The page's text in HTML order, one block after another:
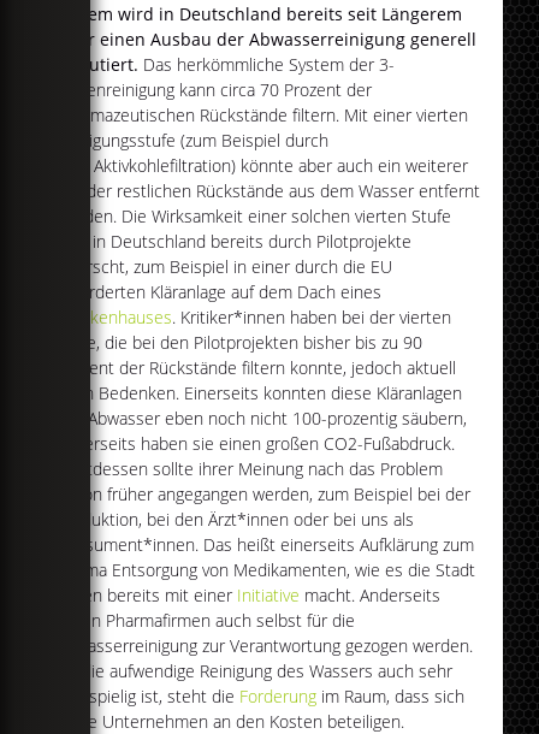
Zudem wird in Deutschland bereits seit Längerem
über einen Ausbau der Abwasserreinigung generell
diskutiert. Das herkömmliche System der 3-
Stufenreinigung kann circa 70 Prozent der
pharmazeutischen Rückstände filtern. Mit einer vierten
Reinigungsstufe (zum Beispiel durch
eine Aktivkohlefiltration) könnte aber auch ein weiterer
Teil der restlichen Rückstände aus dem Wasser entfernt
werden. Die Wirksamkeit einer solchen vierten Stufe
wird in Deutschland bereits durch Pilotprojekte
erforscht, zum Beispiel in einer durch die EU
geförderten Kläranlage auf dem Dach eines
Krankenhauses. Kritiker*innen haben bei der vierten
Stufe, die bei den Pilotprojekten bisher bis zu 90
Prozent der Rückstände filtern konnte, jedoch aktuell
noch Bedenken. Einerseits konnten diese Kläranlagen
das Abwasser eben noch nicht 100-prozentig säubern,
anderseits haben sie einen großen CO2-Fußabdruck.
Stattdessen sollte ihrer Meinung nach das Problem
schon früher angegangen werden, zum Beispiel bei der
Produktion, bei den Ärzt*innen oder bei uns als
Konsument*innen. Das heißt einerseits Aufklärung zum
Thema Entsorgung von Medikamenten, wie es die Stadt
Essen bereits mit einer Initiative macht. Anderseits
sollen Pharmafirmen auch selbst für die
Abwasserreinigung zur Verantwortung gezogen werden.
Da die aufwendige Reinigung des Wassers auch sehr
kostspielig ist, steht die Forderung im Raum, dass sich
diese Unternehmen an den Kosten beteiligen.